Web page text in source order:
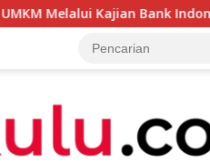
Bank Indonesia